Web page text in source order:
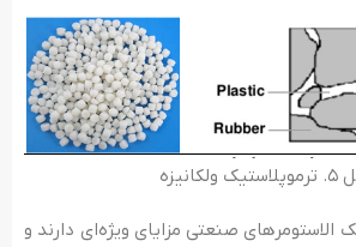
ولکانیزه
الاستومرهای صنعتی مزایای ویژه‌ای دارند و